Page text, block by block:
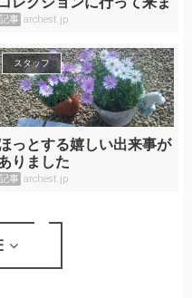
した！
記事 archest.jp
スタッフ
っとする嬉しい出来事が
りました
記事 archest.jp